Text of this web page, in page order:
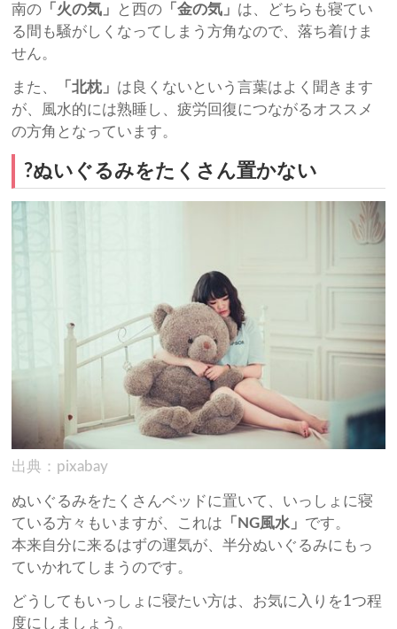
南の 「火の気」 と西の 「金の気」 は、どちらも寝てい
る間も騒がしくなってしまう方角なので、落ち着けま
せん。
また、 「北枕」 は良くないという言葉はよく聞きます
が、風水的には熟睡し、疲労回復につながるオススメ
の方角となっています。
?ぬいぐるみをたくさん置かない
出典：pixabay
ぬいぐるみをたくさんベッドに置いて、いっしょに寝
ている方々もいますが、これは 「NG風水」 です。
本来自分に来るはずの運気が、半分ぬいぐるみにもっ
ていかれてしまうのです。
どうしてもいっしょに寝たい方は、お気に入りを1つ程
度にしましょう。